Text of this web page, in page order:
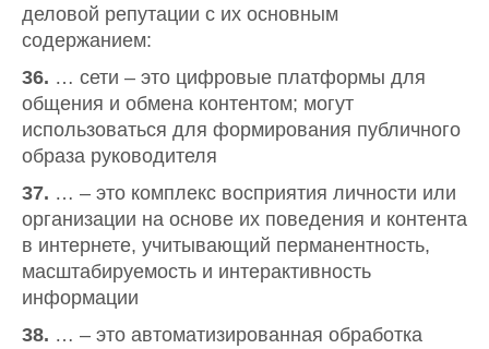
деловой репутации с их основным
содержанием:
36. … сети – это цифровые платформы для
общения и обмена контентом; могут
использоваться для формирования публичного
образа руководителя
37. … – это комплекс восприятия личности или
организации на основе их поведения и контента
в интернете, учитывающий перманентность,
масштабируемость и интерактивность
информации
38. … – это автоматизированная обработка